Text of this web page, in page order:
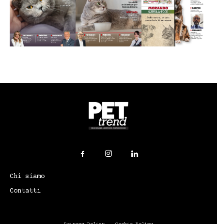
Chi siamo
Contatti